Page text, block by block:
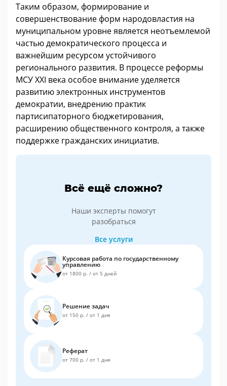
Таким образом, формирование и
совершенствование форм народовластия на
муниципальном уровне является неотъемлемой
частью демократического процесса и
важнейшим ресурсом устойчивого
регионального развития. В процессе реформы
МСУ XXI века особое внимание уделяется
развитию электронных инструментов
демократии, внедрению практик
партисипаторного бюджетирования,
расширению общественного контроля, а также
поддержке гражданских инициатив.
Всё ещё сложно?
Наши эксперты помогут
разобраться
Все услуги
Курсовая работа по государственному
управлению
от 1800 р. / от 5 дней
Решение задач
от 150 р. / от 1 дня
Реферат
от 700 р. / от 1 дня